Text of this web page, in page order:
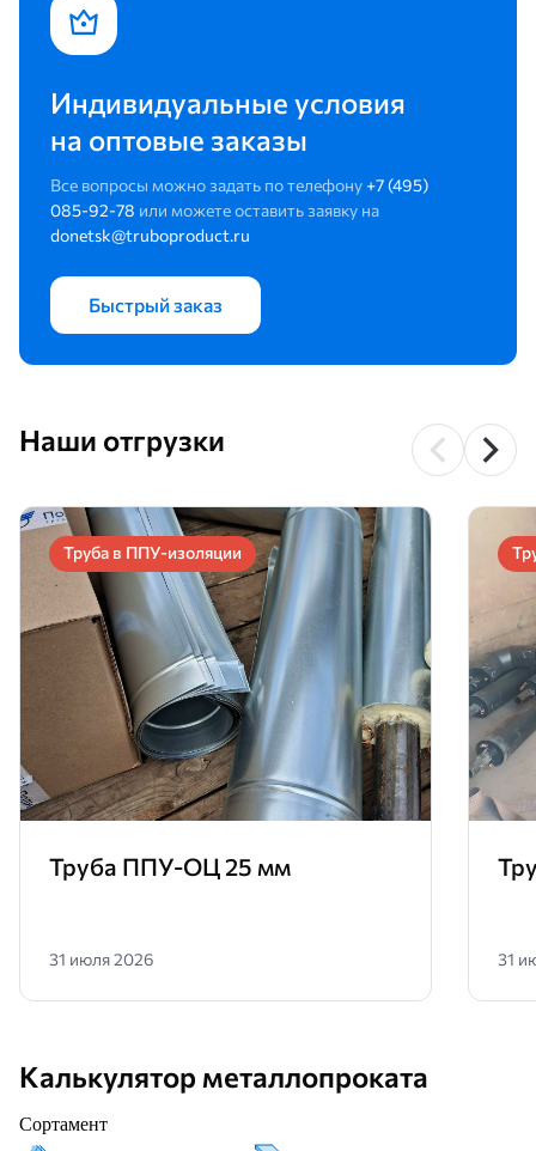
Индивидуальные условия
на оптовые заказы
Все вопросы можно задать по телефону +7 (495)
085-92-78 или можете оставить заявку на
donetsk@truboproduct.ru
Быстрый заказ
Наши отгрузки
Труба в ППУ-изоляции
Труба ППУ-ОЦ 25 мм
31 июля 2026 31
Калькулятор металлопроката